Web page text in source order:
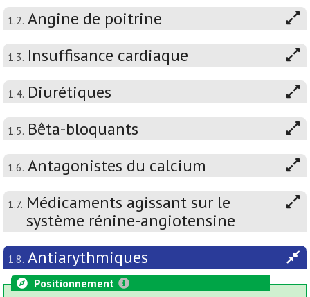
1.2. Angine de poitrine
1.3. Insuffisance cardiaque
1.4. Diurétiques
1.5. Bêta-bloquants
1.6. Antagonistes du calcium
1.7. Médicaments agissant sur le
système rénine-angiotensine
1.8. Antiarythmiques
Positionnement